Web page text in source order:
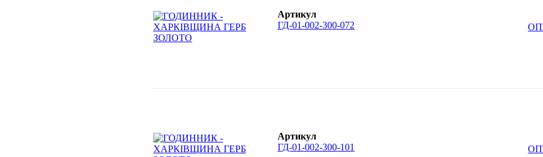
Артикул
ГД-01-002-300-072
Артикул
ГД-01-002-300-101